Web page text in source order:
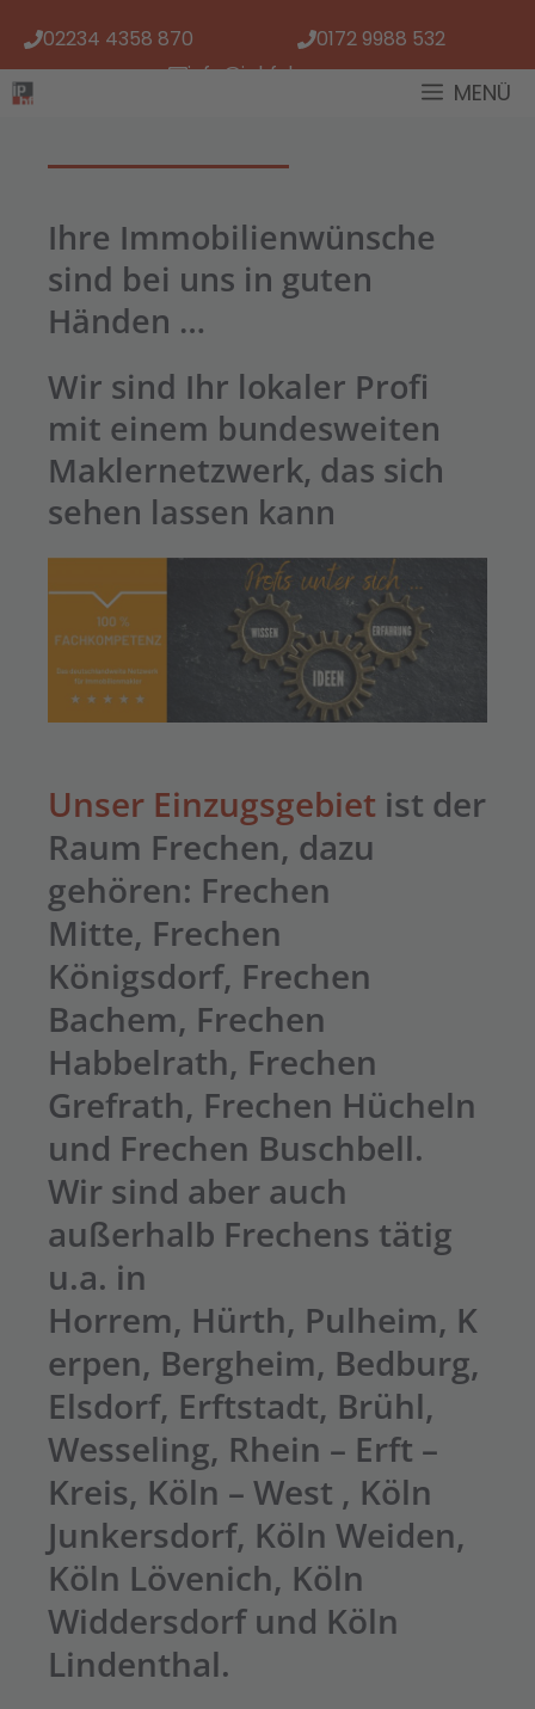
Inhalt
springen
02234 4358 870
0172 9988 532
info@iphf.de
MENÜ
Ihre Immobilienwünsche
sind bei uns in guten
Händen …
Wir sind Ihr lokaler Profi
mit einem bundesweiten
Maklernetzwerk, das sich
sehen lassen kann
Unser Einzugsgebiet ist der
Raum Frechen, dazu
gehören: Frechen
Mitte, Frechen
Königsdorf, Frechen
Bachem, Frechen
Habbelrath, Frechen
Grefrath, Frechen Hücheln
und Frechen Buschbell.
Wir sind aber auch
außerhalb Frechens tätig
u.a. in
Horrem, Hürth, Pulheim, K
erpen, Bergheim, Bedburg,
Elsdorf, Erftstadt, Brühl,
Wesseling, Rhein – Erft –
Kreis, Köln – West , Köln
Junkersdorf, Köln Weiden,
Köln Lövenich, Köln
Widdersdorf und Köln
Lindenthal.